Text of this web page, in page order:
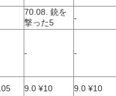
70.08. 銃を
撃った5
-
- -
9.0 ¥10 9.0 ¥10